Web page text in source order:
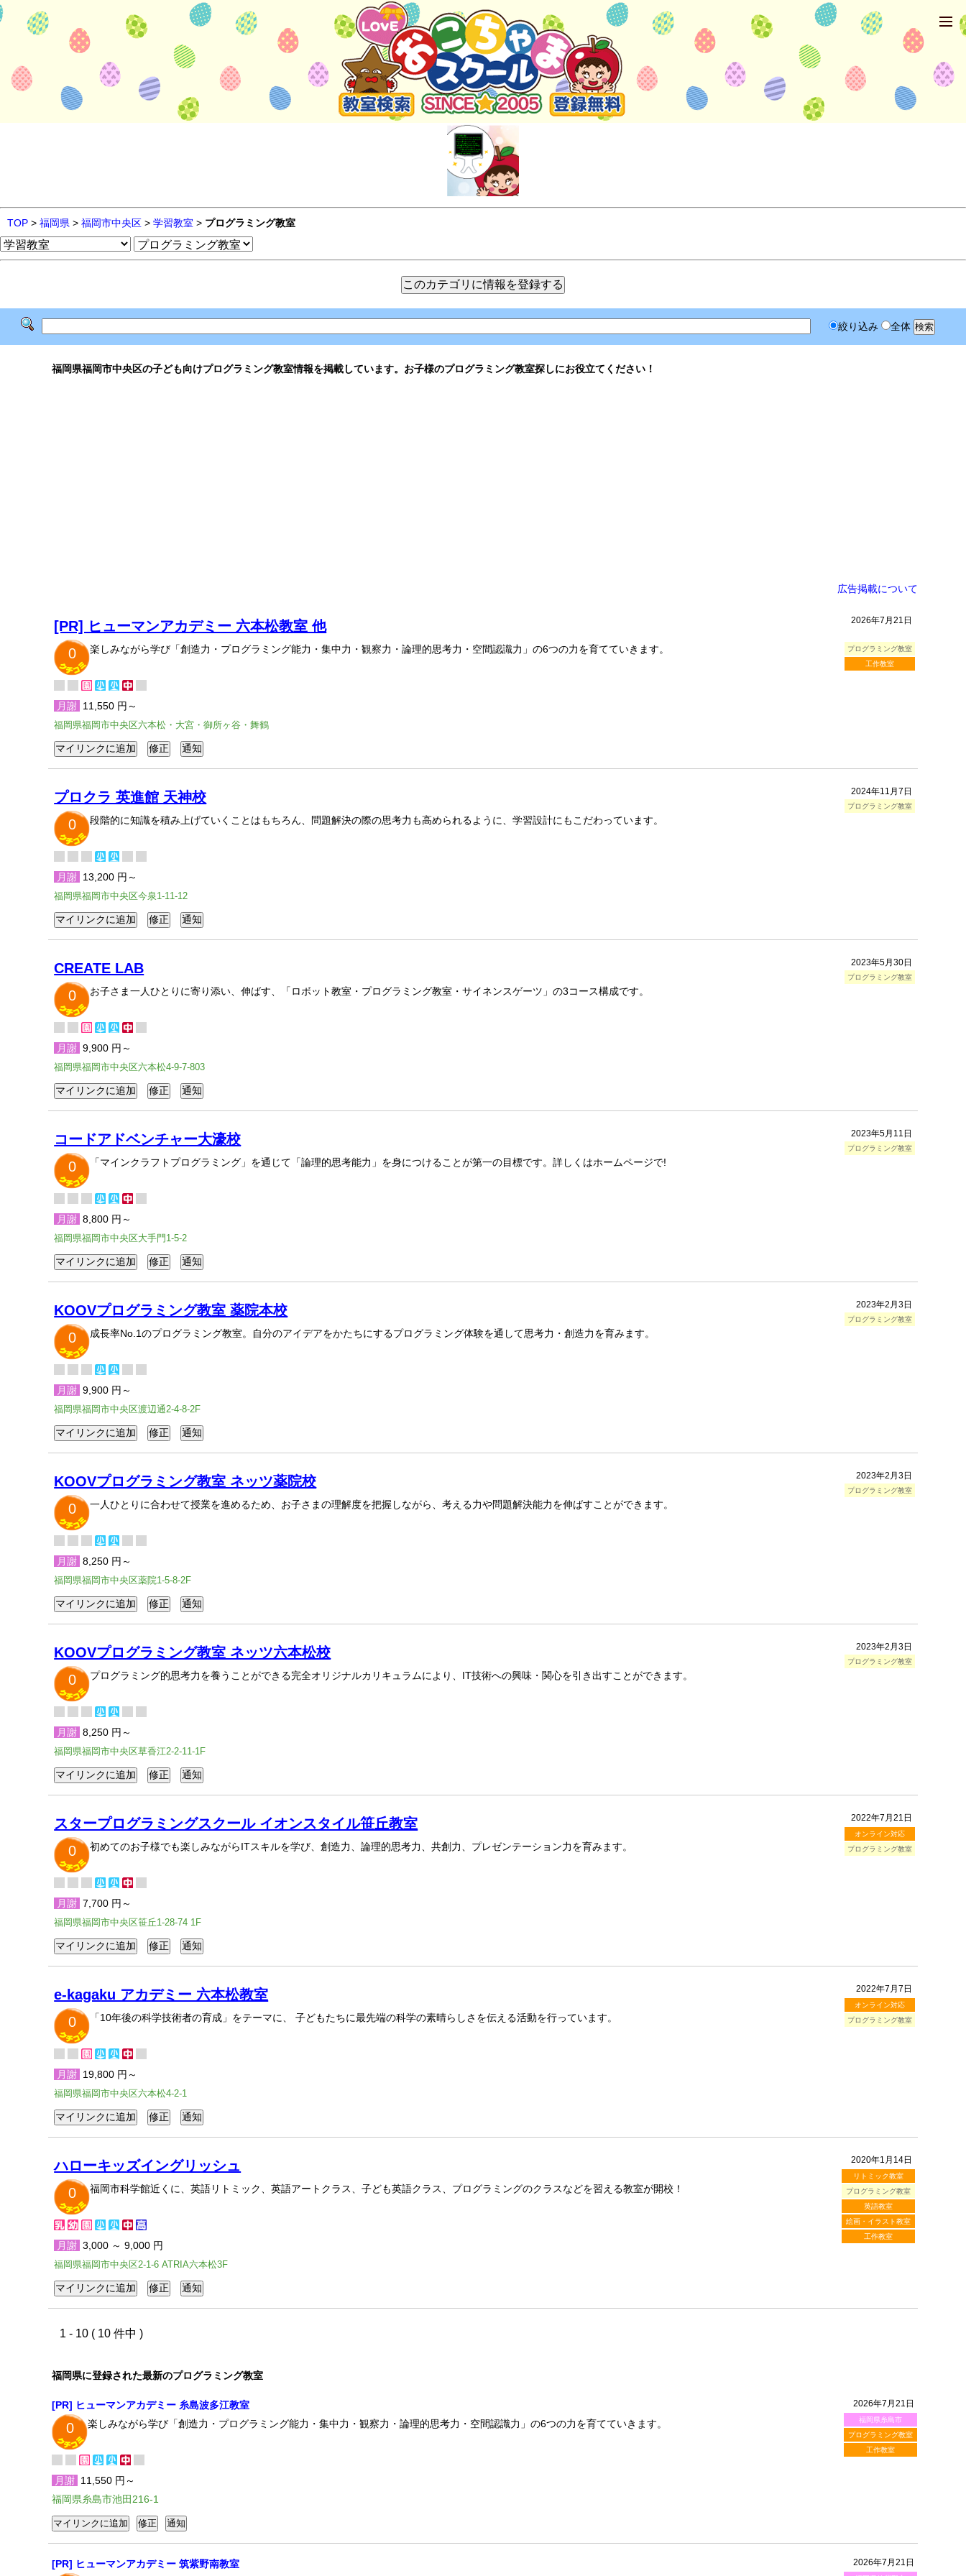
TOP > 福岡県 > 福岡市中央区 > 学習教室 > プログラミング教室
絞り込み 全体
福岡県福岡市中央区の子ども向けプログラミング教室情報を掲載しています。お子様のプログラミング教室探しにお役立てください！
広告掲載について
2026年7月21日
プログラミング教室
工作教室
[PR] ヒューマンアカデミー 六本松教室 他
0
楽しみながら学び「創造力・プログラミング能力・集中力・観察力・論理的思考力・空間認識力」の6つの力を育てていきます。
月謝 11,550 円～
福岡県福岡市中央区六本松・大宮・御所ヶ谷・舞鶴
2024年11月7日
プログラミング教室
プロクラ 英進館 天神校
0
段階的に知識を積み上げていくことはもちろん、問題解決の際の思考力も高められるように、学習設計にもこだわっています。
月謝 13,200 円～
福岡県福岡市中央区今泉1-11-12
2023年5月30日
プログラミング教室
CREATE LAB
0
お子さま一人ひとりに寄り添い、伸ばす、「ロボット教室・プログラミング教室・サイネンスゲーツ」の3コース構成です。
月謝 9,900 円～
福岡県福岡市中央区六本松4-9-7-803
2023年5月11日
プログラミング教室
コードアドベンチャー大濠校
0
「マインクラフトプログラミング」を通じて「論理的思考能力」を身につけることが第一の目標です。詳しくはホームページで!
月謝 8,800 円～
福岡県福岡市中央区大手門1-5-2
2023年2月3日
プログラミング教室
KOOVプログラミング教室 薬院本校
0
成長率No.1のプログラミング教室。自分のアイデアをかたちにするプログラミング体験を通して思考力・創造力を育みます。
月謝 9,900 円～
福岡県福岡市中央区渡辺通2-4-8-2F
2023年2月3日
プログラミング教室
KOOVプログラミング教室 ネッツ薬院校
0
一人ひとりに合わせて授業を進めるため、お子さまの理解度を把握しながら、考える力や問題解決能力を伸ばすことができます。
月謝 8,250 円～
福岡県福岡市中央区薬院1-5-8-2F
2023年2月3日
プログラミング教室
KOOVプログラミング教室 ネッツ六本松校
0
プログラミング的思考力を養うことができる完全オリジナルカリキュラムにより、IT技術への興味・関心を引き出すことができます。
月謝 8,250 円～
福岡県福岡市中央区草香江2-2-11-1F
2022年7月21日
オンライン対応
プログラミング教室
スタープログラミングスクール イオンスタイル笹丘教室
0
初めてのお子様でも楽しみながらITスキルを学び、創造力、論理的思考力、共創力、プレゼンテーション力を育みます。
月謝 7,700 円～
福岡県福岡市中央区笹丘1-28-74 1F
2022年7月7日
オンライン対応
プログラミング教室
e-kagaku アカデミー 六本松教室
0
「10年後の科学技術者の育成」をテーマに、 子どもたちに最先端の科学の素晴らしさを伝える活動を行っています。
月謝 19,800 円～
福岡県福岡市中央区六本松4-2-1
2020年1月14日
リトミック教室
プログラミング教室
英語教室
絵画・イラスト教室
工作教室
ハローキッズイングリッシュ
0
福岡市科学館近くに、英語リトミック、英語アートクラス、子ども英語クラス、プログラミングのクラスなどを習える教室が開校！
月謝 3,000 ～ 9,000 円
福岡県福岡市中央区2-1-6 ATRIA六本松3F
1 - 10 ( 10 件中 )
福岡県に登録された最新のプログラミング教室
2026年7月21日
福岡県糸島市
プログラミング教室
工作教室
[PR] ヒューマンアカデミー 糸島波多江教室
0 楽しみながら学び「創造力・プログラミング能力・集中力・観察力・論理的思考力・空間認識力」の6つの力を育てていきます。
月謝 11,550 円～
福岡県糸島市池田216-1
2026年7月21日
[PR] ヒューマンアカデミー 筑紫野南教室